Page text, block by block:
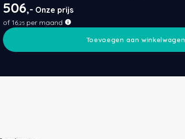
506,- Onze prijs
of 16,25 per maand
Toevoegen aan winkelwagen